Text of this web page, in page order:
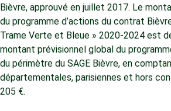
Bièvre, approuvé en juillet 2017. Le
du programme d’actions du contrat
Trame Verte et Bleue » 2020-2024 est
montant prévisionnel global du
du périmètre du SAGE Bièvre, en
départementales, parisiennes et hors
205 €.